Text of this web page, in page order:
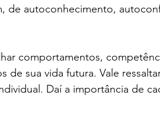
de autoconhecimento,
comportamentos,
de sua vida futura. Vale
Daí a importância de